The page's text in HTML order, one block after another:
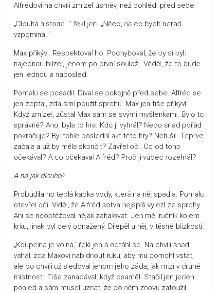
Alfrédovi na chvíli zmizel úsměv, než pohlédl před sebe.
„Dlouhá historie…“ řekl jen. „Něco, na co bych nerad
vzpomínal.“
Max přikývl. Respektoval ho. Pochyboval, že by si byli
najednou blízcí, jenom po první souloži. Věděl, že to bude
jen jednou a naposled.
Pomalu se posadil. Díval se pokojně před sebe. Alfréd se
jen zeptal, zda smí použít sprchu. Max jen tiše přikývl.
Když zmizel, zůstal Max sám se svými myšlenkami. Bylo to
správné? Ano, byla to hra. Kdo ji vyhrál? Nebo snad pořád
pokračuje? Byl tohle poslední akt této hry? Netušil. Teprve
začala a už by měla skončit? Zavřel oči. Co od toho
očekával? A co očekával Alfréd? Proč ji vůbec rozehrál?
A na jak dlouho?
Probudila ho teplá kapka vody, která na něj spadla. Pomalu
otevřel oči. Viděl, že Alfréd sotva nejspíš vylezl ze sprchy.
Ani se neobtěžoval nějak zahalovat. Jen měl ručník kolem
krku, jinak byl celý obnažený. Dřepěl u něj, v těsné blízkosti.
„Koupelna je volná,“ řekl jen a odtáhl se. Na chvíli snad
váhal, zda Maxovi nabídnout ruku, aby mu pomohl vstát,
ale po chvíli už sledoval jenom jeho záda, jak mizí v druhé
místnosti. Tiše zanadával, když osaměl. Stačil jen jeden
pohled a sám musel uznat, že po něm znovu zatoužil.